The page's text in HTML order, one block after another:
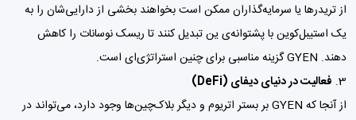
از تریدرها یا سرمایه‌گذاران ممکن است بخواهند بخشی از دارایی‌شان را به
یک استیبل‌کوین با پشتوانه‌ی ین تبدیل کنند تا ریسک نوسانات را کاهش
دهند. GYEN گزینه مناسبی برای چنین استراتژی‌ای است.
فعالیت در دنیای دیفای (DeFi)
از آنجا که GYEN بر بستر اتریوم و دیگر بلاک‌چین‌ها وجود دارد، می‌تواند در